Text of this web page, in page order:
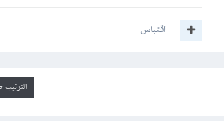
اقتباس
الترتيب